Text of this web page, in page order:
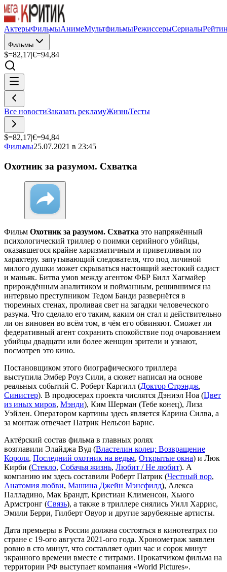
АктерыФильмыАнимеМультфильмыРежиссерыСериалы
Фильмы
$=82,17|€=94,84
Все новостиЗаказать рекламуЖизньТесты
$=82,17|€=94,84
Фильмы25.07.2021 в 23:45
Охотник за разумом. Схватка
Фильм Охотник за разумом. Схватка это напряжённый
психологический триллер о поимки серийного убийцы,
оказавшегося крайне харизматичным и приветливым по
характеру. запутывающий следователя, что под личиной
милого душки может скрываться настоящий жестокий садист
и маньяк. Битва умов между агентом ФБР Билл Хагмайер
прирождённым аналитиком и пойманным, решившимся на
интервью преступником Тедом Банди развернётся в
тюремных стенах, проливая свет на загадки человеческого
разума. Что сделало его таким, каким он стал и действительно
ли он виновен во всём том, в чём его обвиняют. Сможет ли
федеративный агент сохранить спокойствие под очарованием
убийцы двадцати или более женщин зрители и узнают,
посмотрев это кино.
Постановщиком этого биографического триллера
выступила Эмбер Роуз Сили, а сюжет написал на основе
реальных событий С. Роберт Каргилл (Доктор Стрэндж,
Синистер). В продюсерах проекта числятся Дэниэл Ноа (Цвет
из иных миров, Мэнди), Ким Шерман (Тебе конец), Лиза
Уэйлен. Оператором картины здесь является Карина Силва, а
за монтаж отвечает Патрик Нельсон Барнс.
Актёрский состав фильма в главных ролях
возглавили Элайджа Вуд (Властелин колец: Возвращение
Короля, Последний охотник на ведьм, Открытые окна) и Люк
Кирби (Стекло, Собачья жизнь, Любит / Не любит). А
компанию им здесь составили Роберт Патрик (Честный вор,
Анатомия любви, Машина Джейн Мэнсфилд), Алекса
Палладино, Мак Брандт, Кристиан Клименсон, Хьюго
Армстронг (Связь), а также в триллере снялись Уилл Харрис,
Эмили Берри, Гилберт Овуор и другие зарубежные артисты.
Дата премьеры в России должна состояться в кинотеатрах по
стране с 19-ого августа 2021-ого года. Хронометраж заявлен
ровно в сто минут, что составляет один час и сорок минут
экранного времени вместе с титрами. Прокатчиком фильма на
территории РФ выступает компания «World Pictures».